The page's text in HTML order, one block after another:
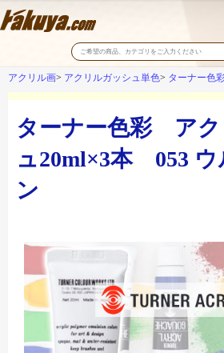
アクリル画 アクリルガッシュ単色 ターナー色
ターナー色彩 アク
ュ20ml×3本 053 ウ
ン